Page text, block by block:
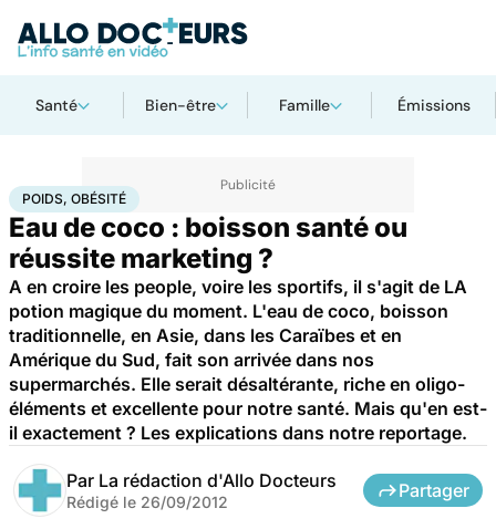
Santé Bien-être Famille Émissions
Accueil SantéMaladies Poids, obésité
POIDS, OBÉSITÉ
Eau de coco : boisson santé ou
réussite marketing ?
A en croire les people, voire les sportifs, il s'agit de LA
potion magique du moment. L'eau de coco, boisson
traditionnelle, en Asie, dans les Caraïbes et en
Amérique du Sud, fait son arrivée dans nos
supermarchés. Elle serait désaltérante, riche en oligo-
éléments et excellente pour notre santé. Mais qu'en est-
il exactement ? Les explications dans notre reportage.
Par La rédaction d'Allo Docteurs
Rédigé le 26/09/2012
Partager